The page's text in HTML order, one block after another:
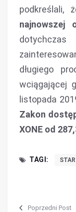
podkreślali,
najnowszej
długiego
wciągającej
listopada
Zakon
XONE od
TAGI:
Poprzedni Post